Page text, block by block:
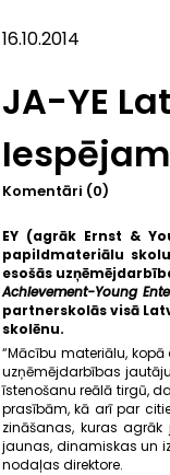
16.10.2014
JA-YE
Komentāri (0)
EY (agrāk Ernst &
papildmateriālu
esošās
Achievement-Young
partnerskolās visā
skolēnu.
“Mācību materiālu,
uzņēmējdarbības
īstenošanu reālā tirgū,
prasībām, kā arī par
zināšanas, kuras
jaunas, dinamiskas un
nodaļas direktore.